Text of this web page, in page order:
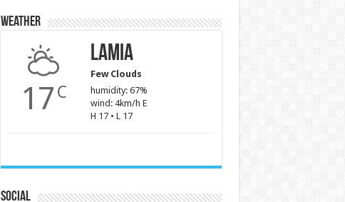
Weather
17 C
Lamia
Few Clouds
humidity: 67%
wind: 4km/h E
H 17 • L 17
Social